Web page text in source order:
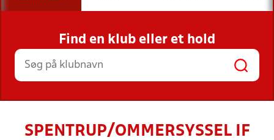
INDHOLD OG NYHEDER
STILLINGER, RESULTATER, KLUBBER OG
HOLD
Find en klub eller et hold
SPENTRUP/OMMERSYSSEL IF